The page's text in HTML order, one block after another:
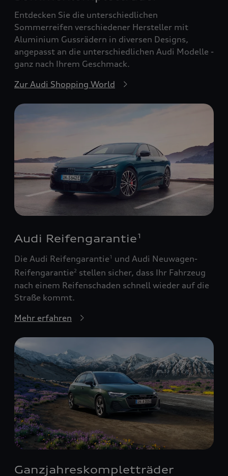
Entdecken Sie die unterschiedlichen
Sommerreifen verschiedener Hersteller mit
Aluminium Gussrädern in diversen Designs,
angepasst an die unterschiedlichen Audi Modelle -
ganz nach Ihrem Geschmack.
Zur Audi Shopping World
Audi Reifengarantie 1
Die Audi Reifengarantie1
und Audi Neuwagen-
Reifengarantie2 stellen sicher, dass Ihr Fahrzeug
nach einem Reifenschaden schnell wieder auf die
Straße kommt.
Mehr erfahren
Ganzjahreskompletträder